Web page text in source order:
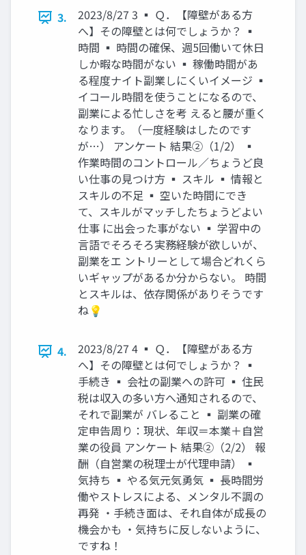
3.
2023/8/27 3 ▪ Ｑ．【障壁がある方
へ】その障壁とは何でしょうか？ ▪
時間 ▪ 時間の確保、週5回働いて休日
しか暇な時間がない ▪ 稼働時間があ
る程度ナイト副業しにくいイメージ ▪
イコール時間を使うことになるので、
副業による忙しさを考 えると腰が重く
なります。（一度経験はしたのです
が…） アンケート 結果②（1/2） ▪
作業時間のコントロール／ちょうど良
い仕事の見つけ方 ▪ スキル ▪ 情報と
スキルの不足 ▪ 空いた時間にでき
て、スキルがマッチしたちょうどよい
仕事 に出会った事がない ▪ 学習中の
言語でそろそろ実務経験が欲しいが、
副業をエ ントリーとして場合どれくら
いギャップがあるか分からない。 時間
とスキルは、依存関係がありそうです
ね💡
4.
2023/8/27 4 ▪ Ｑ．【障壁がある方
へ】その障壁とは何でしょうか？ ▪
手続き ▪ 会社の副業への許可 ▪ 住民
税は収入の多い方へ通知されるので、
それで副業が バレること ▪ 副業の確
定申告周り：現状、年収＝本業＋自営
業の役員 アンケート 結果②（2/2） 報
酬（自営業の税理士が代理申請） ▪
気持ち ▪ やる気元気勇気 ▪ 長時間労
働やストレスによる、メンタル不調の
再発 ・手続き面は、それ自体が成長の
機会かも ・気持ちに反しないように、
ですね！